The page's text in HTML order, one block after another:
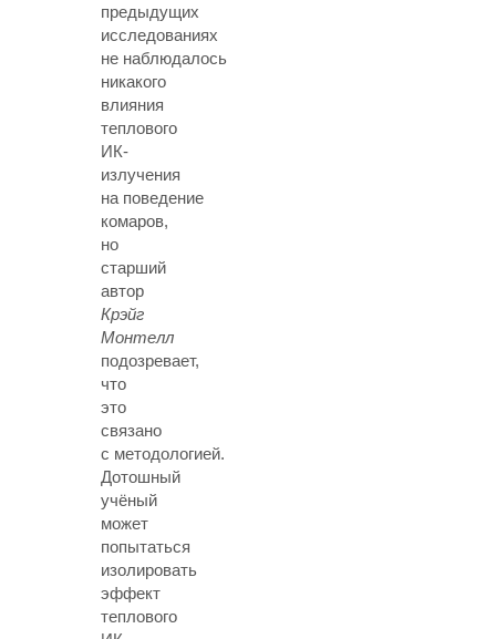
предыдущих
исследованиях
не наблюдалось
никакого
влияния
теплового
ИК-
излучения
на поведение
комаров,
но
старший
автор
Крэйг
Монтелл
подозревает,
что
это
связано
с методологией.
Дотошный
учёный
может
попытаться
изолировать
эффект
теплового